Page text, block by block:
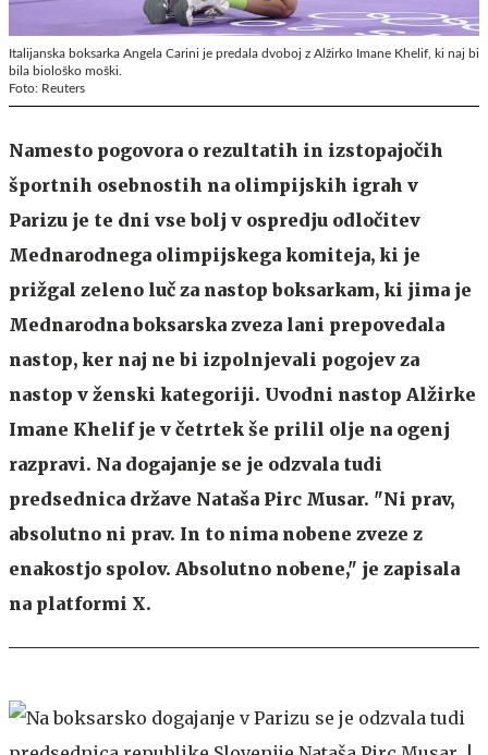
Italijanska boksarka Angela Carini je predala dvoboj z Alžirko Imane Khelif, ki naj bi
bila biološko moški.
Foto: Reuters
Namesto pogovora o rezultatih in izstopajočih
športnih osebnostih na olimpijskih igrah v
Parizu je te dni vse bolj v ospredju odločitev
Mednarodnega olimpijskega komiteja, ki je
prižgal zeleno luč za nastop boksarkam, ki jima je
Mednarodna boksarska zveza lani prepovedala
nastop, ker naj ne bi izpolnjevali pogojev za
nastop v ženski kategoriji. Uvodni nastop Alžirke
Imane Khelif je v četrtek še prilil olje na ogenj
razpravi. Na dogajanje se je odzvala tudi
predsednica države Nataša Pirc Musar. "Ni prav,
absolutno ni prav. In to nima nobene zveze z
enakostjo spolov. Absolutno nobene," je zapisala
na platformi X.